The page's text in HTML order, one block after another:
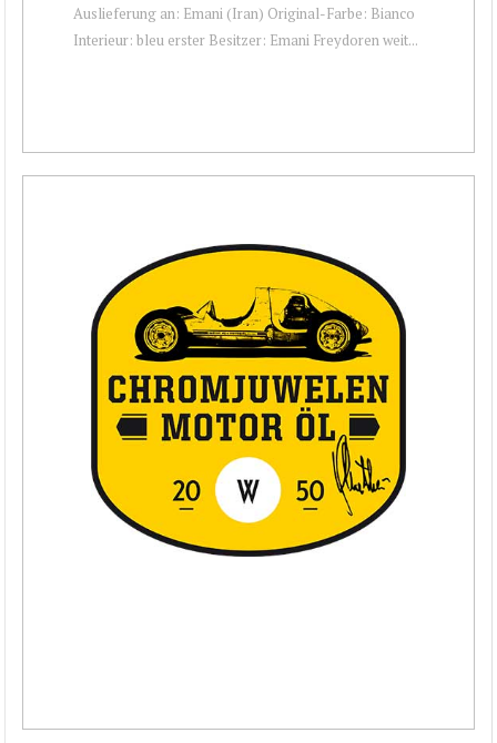
Auslieferung an: Emani (Iran) Original-Farbe: Bianco
Interieur: bleu erster Besitzer: Emani Freydoren weit...